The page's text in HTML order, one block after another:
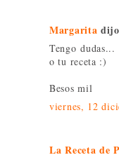
Margarita
Tengo
o tu receta :)
Besos mil
viernes, 12
La Receta de